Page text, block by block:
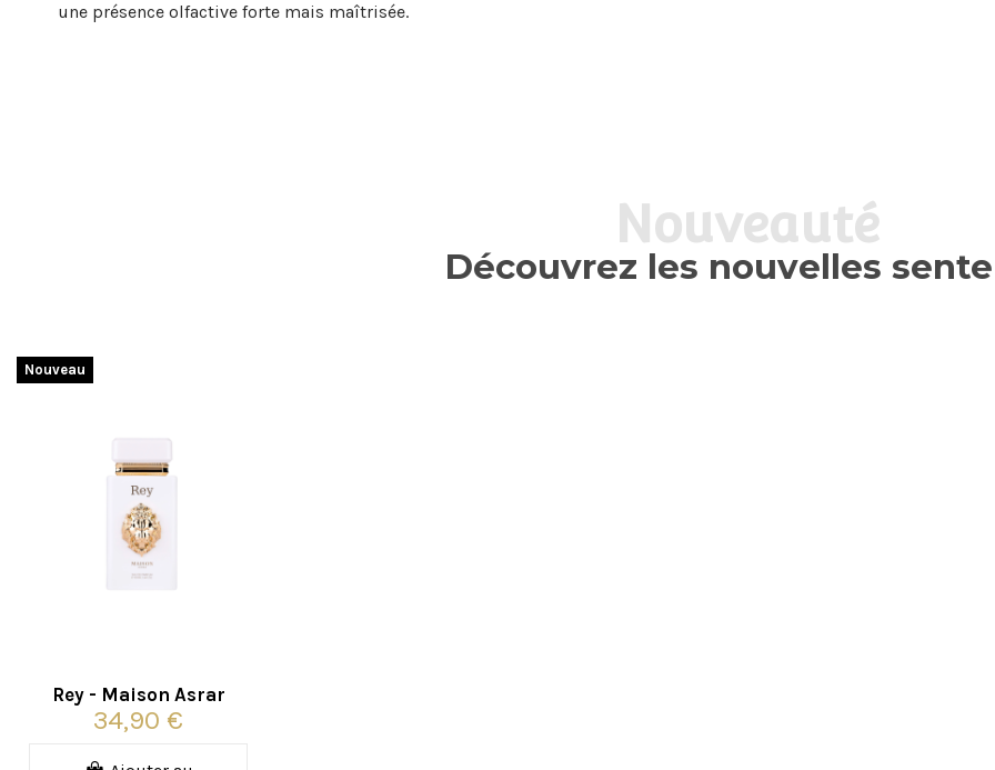
une présence olfactive forte mais maîtrisée.
Nouveauté
Découvrez les nouvelles
Nouveau
Rey - Maison Asrar
34,90 €